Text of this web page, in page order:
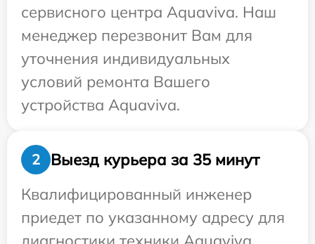
сервисного центра Aquaviva. Наш
менеджер перезвонит Вам для
уточнения индивидуальных
условий ремонта Вашего
устройства Aquaviva.
2
Выезд курьера за 35 минут
Квалифицированный инженер
приедет по указанному адресу для